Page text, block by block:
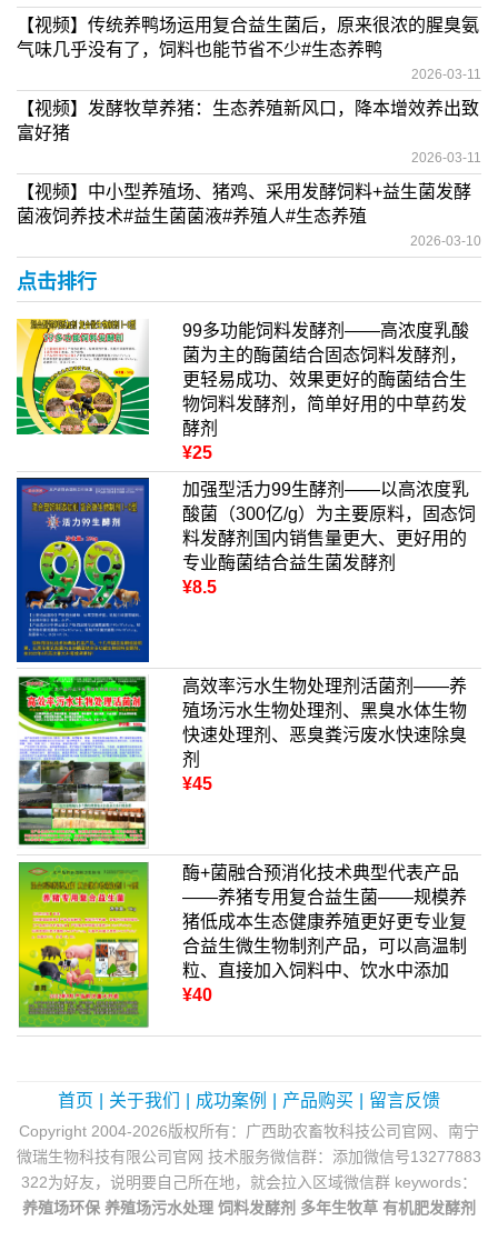
【视频】传统养鸭场运用复合益生菌后，原来很浓的腥臭氨
气味几乎没有了，饲料也能节省不少#生态养鸭
2026-03-11
【视频】发酵牧草养猪：生态养殖新风口，降本增效养出致
富好猪
2026-03-11
【视频】中小型养殖场、猪鸡、采用发酵饲料+益生菌发酵
菌液饲养技术#益生菌菌液#养殖人#生态养殖
2026-03-10
点击排行
99多功能饲料发酵剂——高浓度乳酸
菌为主的酶菌结合固态饲料发酵剂，
更轻易成功、效果更好的酶菌结合生
物饲料发酵剂，简单好用的中草药发
酵剂
¥25
加强型活力99生酵剂——以高浓度乳
酸菌（300亿/g）为主要原料，固态饲
料发酵剂国内销售量更大、更好用的
专业酶菌结合益生菌发酵剂
¥8.5
高效率污水生物处理剂活菌剂——养
殖场污水生物处理剂、黑臭水体生物
快速处理剂、恶臭粪污废水快速除臭
剂
¥45
酶+菌融合预消化技术典型代表产品
——养猪专用复合益生菌——规模养
猪低成本生态健康养殖更好更专业复
合益生微生物制剂产品，可以高温制
粒、直接加入饲料中、饮水中添加
¥40
首页 关于我们 成功案例 产品购买 留言反馈
Copyright 2004-2026版权所有：广西助农畜牧科技公司官网、南宁
微瑞生物科技有限公司官网 技术服务微信群：添加微信号13277883
322为好友，说明要自己所在地，就会拉入区域微信群 keywords：
养殖场环保 养殖场污水处理 饲料发酵剂 多年生牧草 有机肥发酵剂